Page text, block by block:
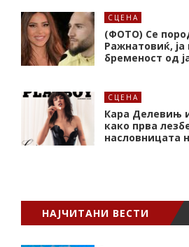
СЦЕНА
(ФОТО) Се
Ражнатовиќ,
бременост од
СЦЕНА
Кара Делевињ
како прва
насловницата
НАЈЧИТАНИ ВЕСТИ